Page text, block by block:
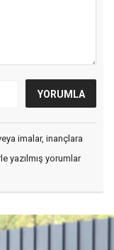
imalar, inançlara
yazılmış yorumlar